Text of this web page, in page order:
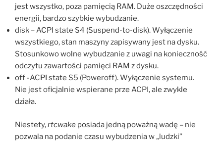
jest wszystko, poza pamięcią RAM. Duże oszczędności
energii, bardzo szybkie wybudzanie.
disk – ACPI state S4 (Suspend-to-disk). Wyłączenie
wszystkiego, stan maszyny zapisywany jest na dysku.
Stosunkowo wolne wybudzanie z uwagi na konieczność
odczytu zawartości pamięci RAM z dysku.
off -ACPI state S5 (Poweroff). Wyłączenie systemu.
Nie jest oficjalnie wspierane prze ACPI, ale zwykle
działa.
Niestety,rtcwake posiada jedną poważną wadę – nie
pozwala na podanie czasu wybudzenia w „ludzki”